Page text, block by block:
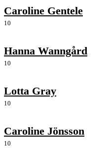
Caroline Gentele
10
Hanna Wanngård
10
Lotta Gray
10
Caroline Jönsson
10